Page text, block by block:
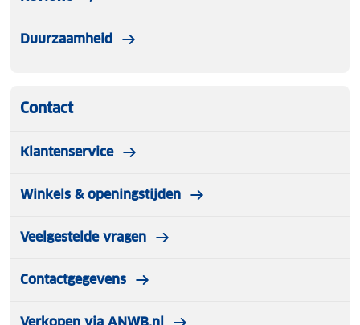
Duurzaamheid
Contact
Klantenservice
Winkels & openingstijden
Veelgestelde vragen
Contactgegevens